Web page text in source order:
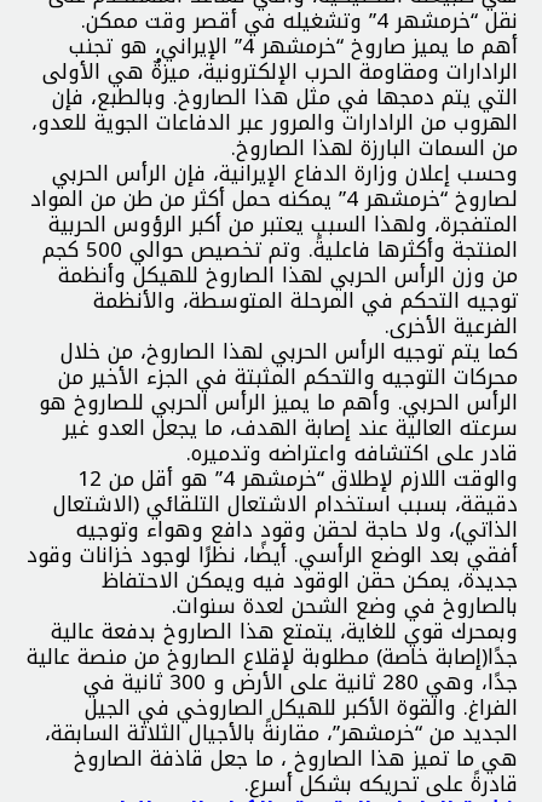
نقل “خرمشهر 4” وتشغيله في أقصر وقت ممكن.
أهم ما يميز صاروخ “خرمشهر 4” الإيراني، هو تجنب
الرادارات ومقاومة الحرب الإلكترونية، ميزةٌ هي الأولى
التي يتم دمجها في مثل هذا الصاروخ. وبالطبع، فإن
الهروب من الرادارات والمرور عبر الدفاعات الجوية للعدو،
من السمات البارزة لهذا الصاروخ.
وحسب إعلان وزارة الدفاع الإيرانية، فإن الرأس الحربي
لصاروخ “خرمشهر 4” يمكنه حمل أكثر من طن من المواد
المتفجرة، ولهذا السبب يعتبر من أكبر الرؤوس الحربية
المنتجة وأكثرها فاعليةً. وتم تخصيص حوالي 500 كجم
من وزن الرأس الحربي لهذا الصاروخ للهيكل وأنظمة
توجيه التحكم في المرحلة المتوسطة، والأنظمة
الفرعية الأخرى.
کما يتم توجيه الرأس الحربي لهذا الصاروخ، من خلال
محركات التوجيه والتحكم المثبتة في الجزء الأخير من
الرأس الحربي. وأهم ما يميز الرأس الحربي للصاروخ هو
سرعته العالية عند إصابة الهدف، ما يجعل العدو غير
قادر على اكتشافه واعتراضه وتدميره.
والوقت اللازم لإطلاق “خرمشهر 4” هو أقل من 12
دقيقة، بسبب استخدام الاشتعال التلقائي (الاشتعال
الذاتي)، ولا حاجة لحقن وقود دافع وهواء وتوجيه
أفقي بعد الوضع الرأسي. أيضًا، نظرًا لوجود خزانات وقود
جديدة، يمكن حقن الوقود فيه ويمكن الاحتفاظ
بالصاروخ في وضع الشحن لعدة سنوات.
وبمحرك قوي للغاية، يتمتع هذا الصاروخ بدفعة عالية
جدًا(إصابة خاصة) مطلوبة لإقلاع الصاروخ من منصة عالية
جدًا، وهي 280 ثانية على الأرض و 300 ثانية في
الفراغ. والقوة الأكبر للهيكل الصاروخي في الجيل
الجديد من “خرمشهر”، مقارنةً بالأجيال الثلاثة السابقة،
هي ما تميز هذا الصاروخ ، ما جعل قاذفة الصاروخ
قادرةً على تحريكه بشكل أسرع.